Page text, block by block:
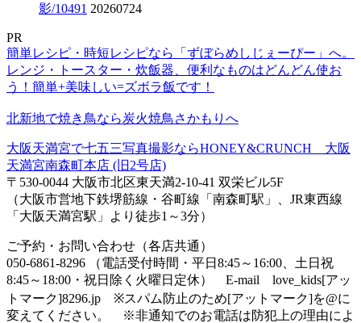
影/10491 20260724
PR
簡単レシピ・時短レシピなら「ずぼらめしじぇーぴー」へ。
レンジ・トースター・炊飯器、便利なものはどんどん使お
う！簡単+美味しい=ズボラ飯です！
北新地で焼き鳥なら炭火焼鳥さかもりへ
大阪天満宮で七五三写真撮影ならHONEY&CRUNCH 大阪
天満宮南森町本店 (旧2号店)
〒530-0044 大阪市北区東天満2-10-41 双栄ビル5F
（大阪市営地下鉄堺筋線・谷町線「南森町駅」、JR東西線
「大阪天満宮駅」より徒歩1～3分）
ご予約・お問い合わせ（各店共通）
050-6861-8296 （電話受付時間・平日8:45～16:00、土日祝
8:45～18:00・祝日除く火曜日定休） E-mail love_kids[アッ
トマーク]8296.jp ※スパム防止のため[アットマーク]を@に
変えてください。 ※非通知でのお電話は防犯上の理由によ